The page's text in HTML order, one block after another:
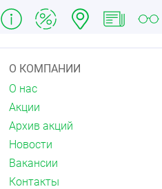
О КОМПАНИИ
О нас
Акции
Архив акций
Новости
Вакансии
Контакты